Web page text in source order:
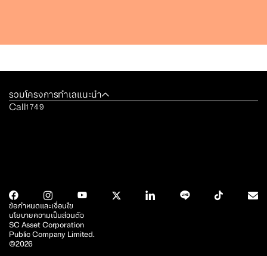
รวมโครงการทำเลแนะนำ
Call1749
SC Asset Corporation
Public Company Limited.
©2026
ข้อกำหนดและเงื่อนไข
นโยบายความเป็นส่วนตัว